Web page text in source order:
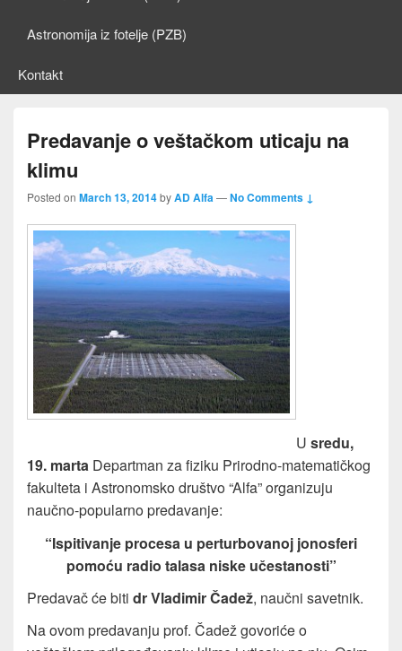
Astronomija iz fotelje (PZB)
Kontakt
Predavanje o veštačkom uticaju na
klimu
Posted on March 13, 2014byAD Alfa—No Comments ↓
U sredu,
19. marta Departman za fiziku Prirodno-matematičkog
fakulteta i Astronomsko društvo “Alfa” organizuju
naučno-popularno predavanje:
“Ispitivanje procesa u perturbovanoj jonosferi
pomoću radio talasa niske učestanosti”
Predavač će biti dr Vladimir Čadež, naučni savetnik.
Na ovom predavanju prof. Čadež govoriće o